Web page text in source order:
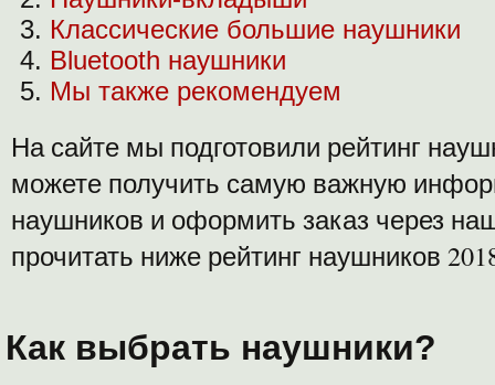
Классические большие наушники
Bluetooth наушники
Мы также рекомендуем
На сайте мы подготовили рейтинг
можете получить самую важную
наушников и оформить заказ через
прочитать ниже рейтинг наушников
Как выбрать наушники?